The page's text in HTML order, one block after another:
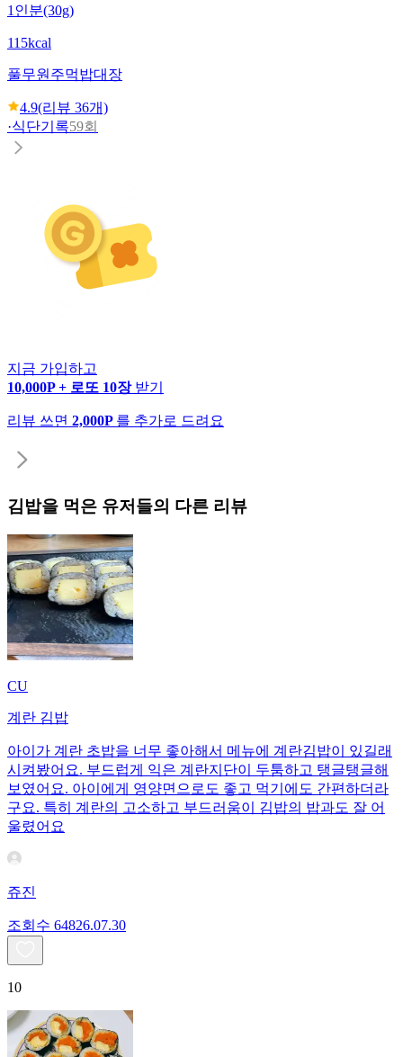
1인분(30g)
115kcal
풀무원 주먹밥대장
4.9(리뷰 36개)
·식단기록59회
지금 가입하고
10,000P + 로또 10장 받기
리뷰 쓰면 2,000P 를 추가로 드려요
김밥을 먹은 유저들의 다른 리뷰
CU
계란 김밥
아이가 계란 초밥을 너무 좋아해서 메뉴에 계란김밥이 있길래
시켜봤어요. 부드럽게 익은 계란지단이 두툼하고 탱글탱글해
보였어요. 아이에게 영양면으로도 좋고 먹기에도 간편하더라
구요. 특히 계란의 고소하고 부드러움이 김밥의 밥과도 잘 어
울렸어요
쥬진
조회수 64826.07.30
10